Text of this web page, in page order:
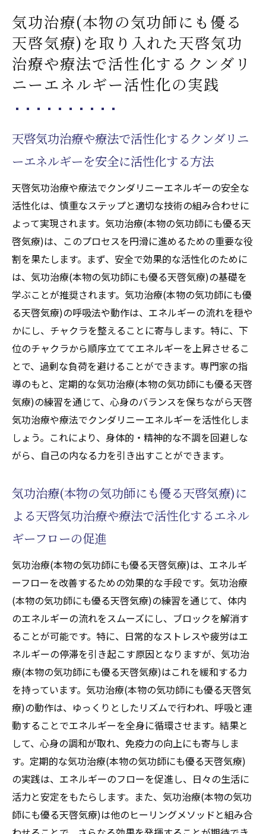
気功治療(本物の気功師にも優る
天啓気療)を取り入れた天啓気功
治療や療法で活性化するクンダリ
ニーエネルギー活性化の実践
天啓気功治療や療法で活性化するクンダリニ
ーエネルギーを安全に活性化する方法
天啓気功治療や療法でクンダリニーエネルギーの安全な
活性化は、慎重なステップと適切な技術の組み合わせに
よって実現されます。気功治療(本物の気功師にも優る天
啓気療)は、このプロセスを円滑に進めるための重要な役
割を果たします。まず、安全で効果的な活性化のために
は、気功治療(本物の気功師にも優る天啓気療)の基礎を
学ぶことが推奨されます。気功治療(本物の気功師にも優
る天啓気療)の呼吸法や動作は、エネルギーの流れを穏や
かにし、チャクラを整えることに寄与します。特に、下
位のチャクラから順序立ててエネルギーを上昇させるこ
とで、過剰な負荷を避けることができます。専門家の指
導のもと、定期的な気功治療(本物の気功師にも優る天啓
気療)の練習を通じて、心身のバランスを保ちながら天啓
気功治療や療法でクンダリニーエネルギーを活性化しま
しょう。これにより、身体的・精神的な不調を回避しな
がら、自己の内なる力を引き出すことができます。
気功治療(本物の気功師にも優る天啓気療)に
よる天啓気功治療や療法で活性化するエネル
ギーフローの促進
気功治療(本物の気功師にも優る天啓気療)は、エネルギ
ーフローを改善するための効果的な手段です。気功治療
(本物の気功師にも優る天啓気療)の練習を通じて、体内
のエネルギーの流れをスムーズにし、ブロックを解消す
ることが可能です。特に、日常的なストレスや疲労はエ
ネルギーの停滞を引き起こす原因となりますが、気功治
療(本物の気功師にも優る天啓気療)はこれを緩和する力
を持っています。気功治療(本物の気功師にも優る天啓気
療)の動作は、ゆっくりとしたリズムで行われ、呼吸と連
動することでエネルギーを全身に循環させます。結果と
して、心身の調和が取れ、免疫力の向上にも寄与しま
す。定期的な気功治療(本物の気功師にも優る天啓気療)
の実践は、エネルギーのフローを促進し、日々の生活に
活力と安定をもたらします。また、気功治療(本物の気功
師にも優る天啓気療)は他のヒーリングメソッドと組み合